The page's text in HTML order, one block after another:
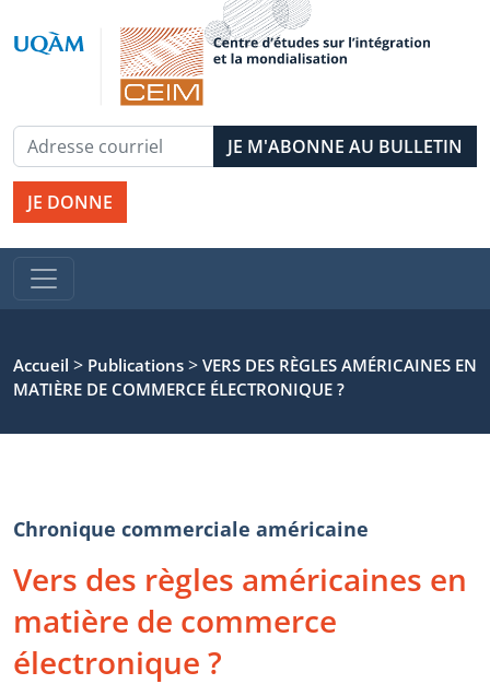
JE DONNE
Accueil > Publications > VERS DES RÈGLES AMÉRICAINES EN
MATIÈRE DE COMMERCE ÉLECTRONIQUE ?
Chronique commerciale américaine
Vers des règles américaines en
matière de commerce
électronique ?